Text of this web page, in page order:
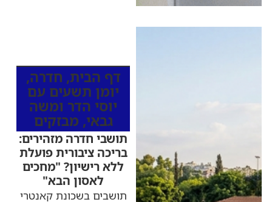
דף הבית, חדרה,
יומן תשעים עם
יוסי הדר ומשה
גבאי, מבזקים
תושבי חדרה מזהירים:
בריכה ציבורית פועלת
ללא רישיון? "מחכים
לאסון הבא"
תושבים בשכונת קאנטרי